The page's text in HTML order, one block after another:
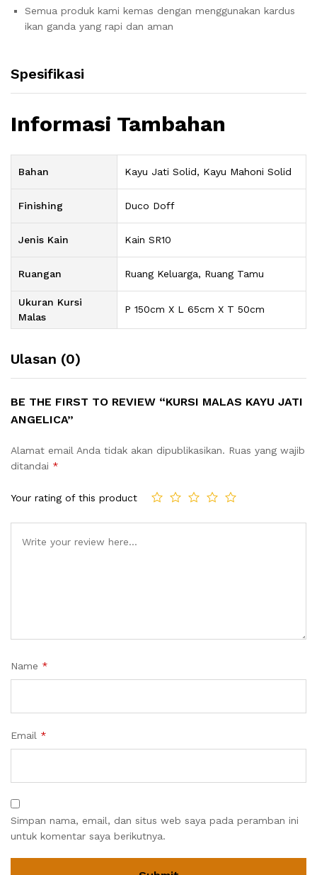
Semua produk kami kemas dengan menggunakan kardus
ikan ganda yang rapi dan aman
Spesifikasi
Informasi Tambahan
Bahan Kayu Jati Solid, Kayu Mahoni Solid
Finishing Duco Doff
Jenis Kain Kain SR10
Ruangan Ruang Keluarga, Ruang Tamu
Ukuran Kursi
Malas
P 150cm X L 65cm X T 50cm
Ulasan (0)
BE THE FIRST TO REVIEW “KURSI MALAS KAYU JATI
ANGELICA”
Alamat email Anda tidak akan dipublikasikan. Ruas yang wajib
ditandai *
Your rating of this product
Name *
Email *
Simpan nama, email, dan situs web saya pada peramban ini
untuk komentar saya berikutnya.